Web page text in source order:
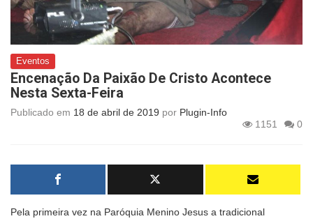
Eventos
Encenação Da Paixão De Cristo Acontece
Nesta Sexta-Feira
Publicado em 18 de abril de 2019 por Plugin-Info
1151
0
Pela primeira vez na Paróquia Menino Jesus a tradicional